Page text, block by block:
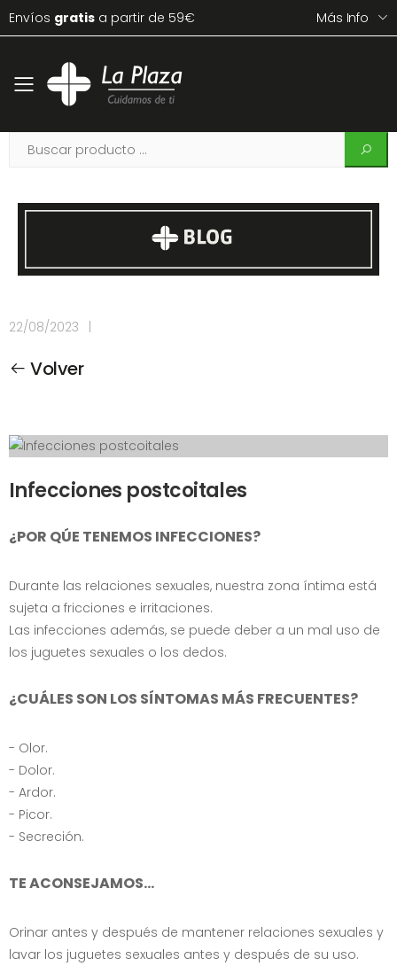
Envíos gratis a partir de 59€ Más Info
Toggle mobile menu
22/08/2023 |
Volver
Infecciones postcoitales
¿POR QÚE TENEMOS INFECCIONES?
Durante las relaciones sexuales, nuestra zona íntima está
sujeta a fricciones e irritaciones.
Las infecciones además, se puede deber a un mal uso de
los juguetes sexuales o los dedos.
¿CUÁLES SON LOS SÍNTOMAS MÁS FRECUENTES?
- Olor.
- Dolor.
- Ardor.
- Picor.
- Secreción.
TE ACONSEJAMOS...
Orinar antes y después de mantener relaciones sexuales y
lavar los juguetes sexuales antes y después de su uso.